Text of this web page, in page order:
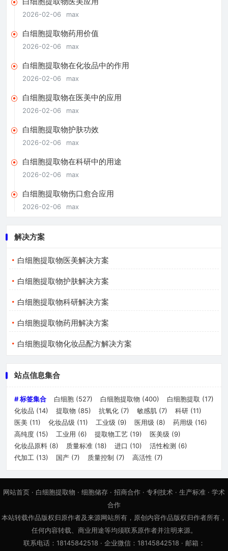
2026-02-06 max
白细胞提取物药用价值
2026-02-06 max
白细胞提取物在化妆品中的作用
2026-02-06 max
白细胞提取物在医美中的应用
2026-02-06 max
白细胞提取物护肤功效
2026-02-06 max
白细胞提取物在科研中的用途
2026-02-06 max
白细胞提取物伤口愈合应用
2026-02-06 max
解决方案
白细胞提取物医美解决方案
白细胞提取物护肤解决方案
白细胞提取物科研解决方案
白细胞提取物药用解决方案
白细胞提取物化妆品配方解决方案
站点信息集合
# 标签集合 白细胞 (527) 白细胞提取物 (400) 白细胞提取 (17)
化妆品 (14) 提取物 (85) 抗氧化 (7) 敏感肌 (7) 科研 (11)
医美 (11) 化妆品级 (11) 工业级 (9) 医用级 (8) 药用级 (16)
高纯度 (15) 工业用 (6) 提取物工艺 (19) 医美级 (9)
化妆品原料 (8) 质量标准 (18) 进口 (10) 活性检测 (6)
代加工 (13) 国产 (7) 质量控制 (7) 高活性 (7)
网站首页 · 白细胞提取物 · 细胞储存 · 招商合作 · 专利技术 · 生产标准 · 学术
合作
本站转载作品版权归原作者及来源网站所有，原创内容作品版权归作者所有，
任何内容转载、商业用途等均须联系原作者并注明来源。
联系电话：18145842518 · 企业微信：18145842518 · 邮箱：